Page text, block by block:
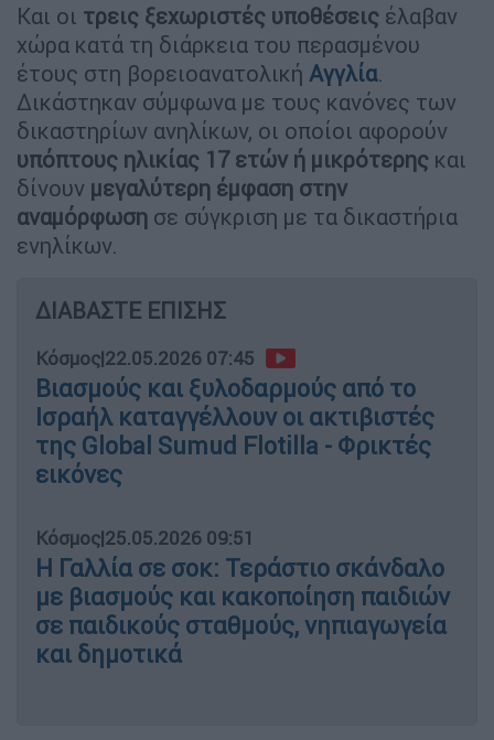
Και οι τρεις ξεχωριστές υποθέσεις έλαβαν
χώρα κατά τη διάρκεια του περασμένου
έτους στη βορειοανατολική Αγγλία.
Δικάστηκαν σύμφωνα με τους κανόνες των
δικαστηρίων ανηλίκων, οι οποίοι αφορούν
υπόπτους ηλικίας 17 ετών ή μικρότερης και
δίνουν μεγαλύτερη έμφαση στην
αναμόρφωση σε σύγκριση με τα δικαστήρια
ενηλίκων.
ΔΙΑΒΑΣΤΕ ΕΠΙΣΗΣ
Κόσμος|22.05.2026 07:45
Βιασμούς και ξυλοδαρμούς από το
Ισραήλ καταγγέλλουν οι ακτιβιστές
της Global Sumud Flotilla - Φρικτές
εικόνες
Κόσμος|25.05.2026 09:51
Η Γαλλία σε σοκ: Τεράστιο σκάνδαλο
με βιασμούς και κακοποίηση παιδιών
σε παιδικούς σταθμούς, νηπιαγωγεία
και δημοτικά